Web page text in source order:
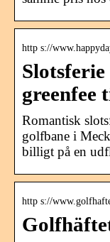
http s://
greenfee
Romantisk
golfbane i
billigt på en
http s://